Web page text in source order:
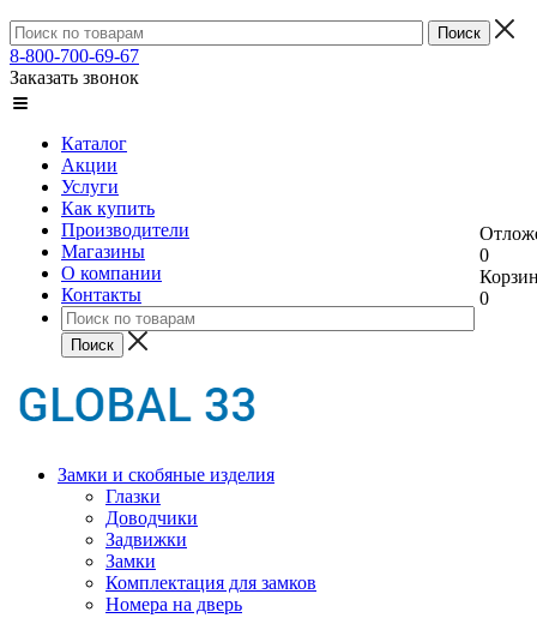
8-800-700-69-67
Заказать звонок
Каталог
Акции
Услуги
Как купить
Производители
Магазины
О компании
Контакты
0
0
Замки и скобяные изделия
Глазки
Доводчики
Задвижки
Замки
Комплектация для замков
Номера на дверь